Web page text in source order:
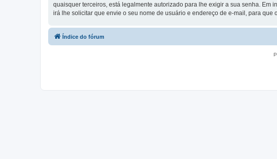
quaisquer terceiros, está legalmente autorizado para lhe exigir a sua senha. Em
irá lhe solicitar que envie o seu nome de usuário e endereço de e-mail, para que
Índice do fórum